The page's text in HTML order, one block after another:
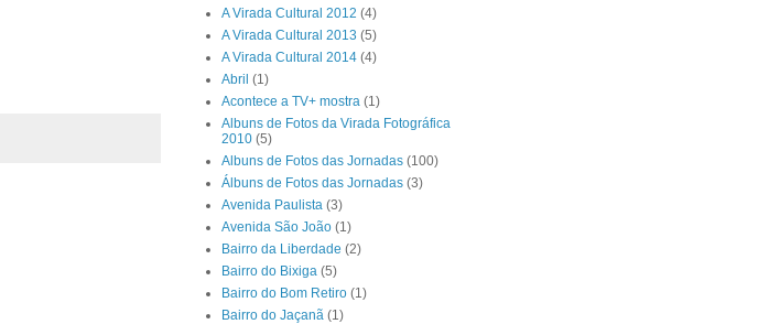
A Virada Cultural 2012 (4)
A Virada Cultural 2013 (5)
A Virada Cultural 2014 (4)
Abril (1)
Acontece a TV+ mostra (1)
Albuns de Fotos da Virada Fotográfica
2010 (5)
Albuns de Fotos das Jornadas (100)
Álbuns de Fotos das Jornadas (3)
Avenida Paulista (3)
Avenida São João (1)
Bairro da Liberdade (2)
Bairro do Bixiga (5)
Bairro do Bom Retiro (1)
Bairro do Jaçanã (1)